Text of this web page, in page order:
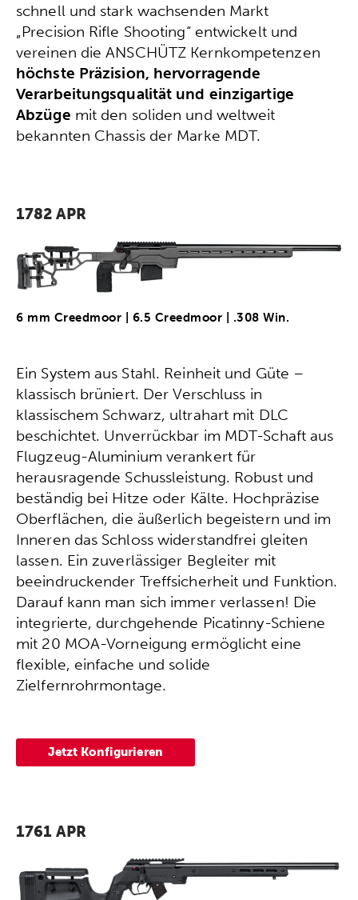
schnell und stark wachsenden Markt
„Precision Rifle Shooting“ entwickelt und
vereinen die ANSCHÜTZ Kernkompetenzen
höchste Präzision, hervorragende
Verarbeitungsqualität und einzigartige
Abzüge mit den soliden und weltweit
bekannten Chassis der Marke MDT.
1782 APR
6 mm Creedmoor | 6.5 Creedmoor | .308 Win.
Ein System aus Stahl. Reinheit und Güte –
klassisch brüniert. Der Verschluss in
klassischem Schwarz, ultrahart mit DLC
beschichtet. Unverrückbar im MDT-Schaft aus
Flugzeug-Aluminium verankert für
herausragende Schussleistung. Robust und
beständig bei Hitze oder Kälte. Hochpräzise
Oberflächen, die äußerlich begeistern und im
Inneren das Schloss widerstandfrei gleiten
lassen. Ein zuverlässiger Begleiter mit
beeindruckender Treffsicherheit und Funktion.
Darauf kann man sich immer verlassen! Die
integrierte, durchgehende Picatinny-Schiene
mit 20 MOA-Vorneigung ermöglicht eine
flexible, einfache und solide
Zielfernrohrmontage.
Jetzt Konfigurieren
1761 APR